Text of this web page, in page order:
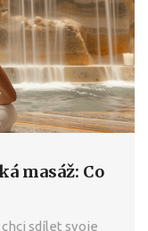
masáž: Co
sdílet svoje